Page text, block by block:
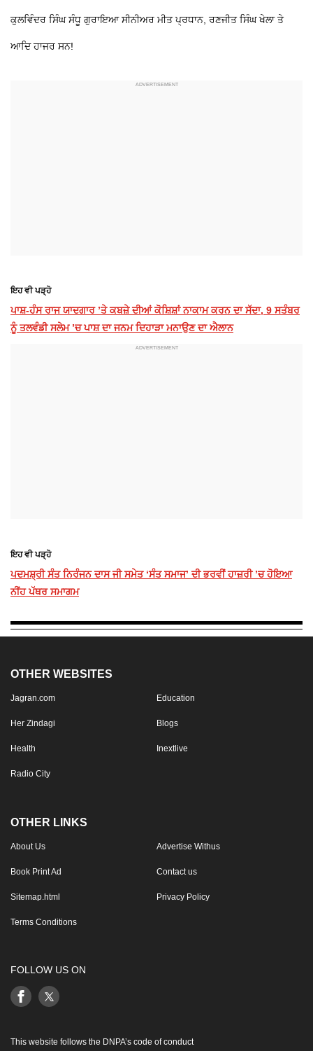
ਕੁਲਵਿੰਦਰ ਸਿੰਘ ਸੰਧੂ ਗੁਰਾਇਆ ਸੀਨੀਅਰ ਮੀਤ ਪ੍ਰਧਾਨ, ਰਣਜੀਤ ਸਿੰਘ ਖੇਲਾ ਤੇ
ਆਦਿ ਹਾਜਰ ਸਨ!
ਇਹ ਵੀ ਪੜ੍ਹੋ
ਪਾਸ਼-ਹੰਸ ਰਾਜ ਯਾਦਗਾਰ ’ਤੇ ਕਬਜ਼ੇ ਦੀਆਂ ਕੋਸ਼ਿਸ਼ਾਂ ਨਾਕਾਮ ਕਰਨ ਦਾ ਸੱਦਾ, 9 ਸਤੰਬਰ
ਨੂੰ ਤਲਵੰਡੀ ਸਲੇਮ ’ਚ ਪਾਸ਼ ਦਾ ਜਨਮ ਦਿਹਾੜਾ ਮਨਾਉਣ ਦਾ ਐਲਾਨ
ਇਹ ਵੀ ਪੜ੍ਹੋ
ਪਦਮਸ਼੍ਰੀ ਸੰਤ ਨਿਰੰਜਨ ਦਾਸ ਜੀ ਸਮੇਤ ‘ਸੰਤ ਸਮਾਜ’ ਦੀ ਭਰਵੀਂ ਹਾਜ਼ਰੀ ’ਚ ਹੋਇਆ
ਨੀਂਹ ਪੱਥਰ ਸਮਾਗਮ
OTHER WEBSITES
Jagran.com Education
Her Zindagi Blogs
Health Inextlive
Radio City
OTHER LINKS
About Us Advertise Withus
Book Print Ad Contact us
Sitemap.html Privacy Policy
Terms Conditions
FOLLOW US ON
This website follows the DNPA’s code of conduct